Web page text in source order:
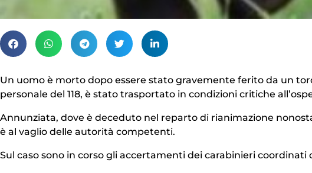
Un uomo è morto dopo essere stato gravemente ferito da un
personale del 118, è stato trasportato in condizioni critiche
Annunziata, dove è deceduto nel reparto di rianimazione
è al vaglio delle autorità competenti.
Sul caso sono in corso gli accertamenti dei carabinieri coordinati